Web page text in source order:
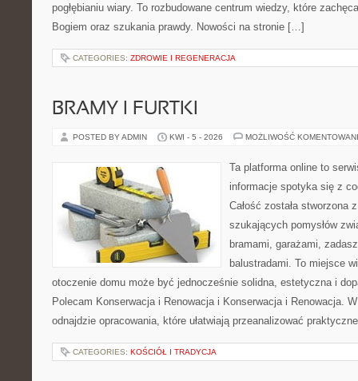
pogłębianiu wiary. To rozbudowane centrum wiedzy, które
Bogiem oraz szukania prawdy. Nowości na stronie […]
CATEGORIES: ZDROWIE I REGENERACJA
BRAMY I FURTKI
POSTED BY ADMIN KWI - 5 - 2026 MOŻLIWOŚĆ
Ta platforma online to
informacje spotyka się z
Całość została stworzona
szukających pomysłów
bramami, garażami,
balustradami. To miejsce
otoczenie domu może być jednocześnie solidna, estetyczna i
Polecam Konserwacja i Renowacja i Konserwacja i Renowacja.
odnajdzie opracowania, które ułatwiają przeanalizować
CATEGORIES: KOŚCIÓŁ I TRADYCJA